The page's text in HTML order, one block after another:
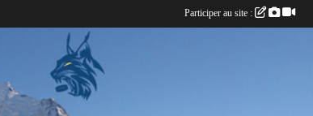
Participer au site :